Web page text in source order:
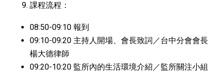
課程流程：
08:50-09:10 報到
09:10-09:20 主持人開場、會長致詞／台中分會會長
楊大德律師
09:20-10:20 監所內的生活環境介紹／監所關注小組